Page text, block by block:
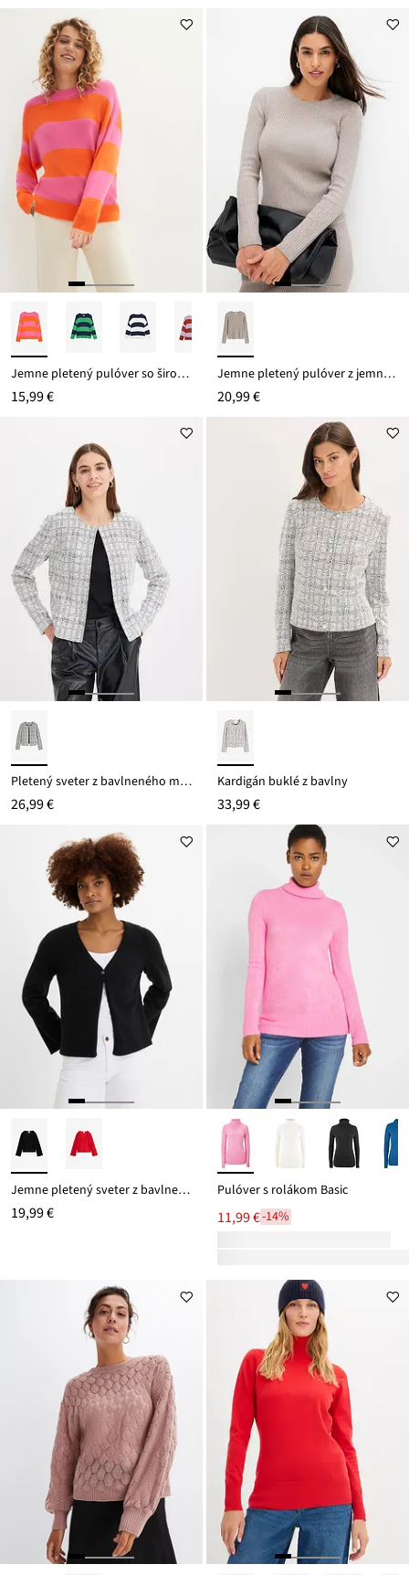
Jemne pletený pulóver so širokými pásikmi, s okrúhlym výstrihom
15,99 €
Jemne pletený pulóver z jemného viskózového mixu
20,99 €
Pletený sveter z bavlneného mixu
26,99 €
Kardigán buklé z bavlny
33,99 €
Jemne pletený sveter z bavlneného mixu
19,99 €
Pulóver s rolákom Basic
11,99 €-14%